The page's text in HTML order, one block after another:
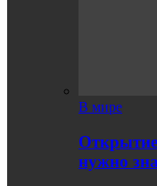
В мире
нужно